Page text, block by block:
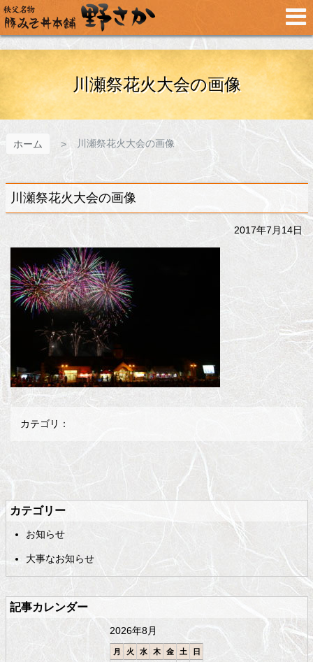
メ
イ
ン
コ
プ
川瀬祭花火大会の画像
ホーム 川瀬祭花火大会の画像
川瀬祭花火大会の画像
2017年7月14日
カテゴリ：
ン
ン
ツ
の
先
ジ
へ
戻
る
カテゴリー
お知らせ
大事なお知らせ
記事カレンダー
2026年8月
月 火 水 木 金 土
日